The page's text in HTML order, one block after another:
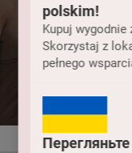
polskim!
Kupuj
Skorzystaj z
pełnego